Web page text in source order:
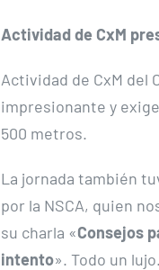
Actividad de CxM
Actividad de CxM del
impresionante y
500 metros.
La jornada también
por la NSCA, quien
su charla «Consejos
intento». Todo un lujo.